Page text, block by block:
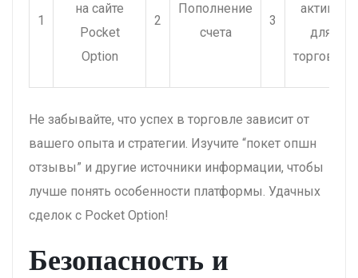
1
на сайте
Pocket
Option
2
Пополнение
счета
3
актива
для
торговли
Не забывайте, что успех в торговле зависит от
вашего опыта и стратегии. Изучите “покет опшн
отзывы” и другие источники информации, чтобы
лучше понять особенности платформы. Удачных
сделок с Pocket Option!
Безопасность и